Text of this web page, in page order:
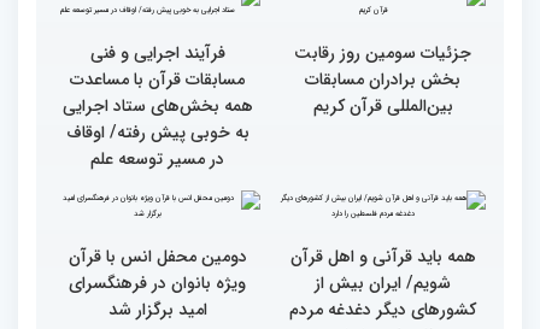
گزارش تصویری بازدید
متسابقین چهلمین دوره
مسابقات بین المللی قرآن
کریم از حسینیه جماران
دیدار متسابقان با
دکترخاموشی تا خوشنویسی
آیات منتخب/ حاشیه های
سومین روز مسابقات قرآن
بخش برادران مسابقات
بین‌المللی قرآن کریم
مسابقات قرآن با مساعدت
همه بخش‌های ستاد اجرایی
به خوبی پیش رفته/ اوقاف